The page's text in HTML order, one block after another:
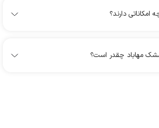
دارند؟
مهاباد چقدر است؟